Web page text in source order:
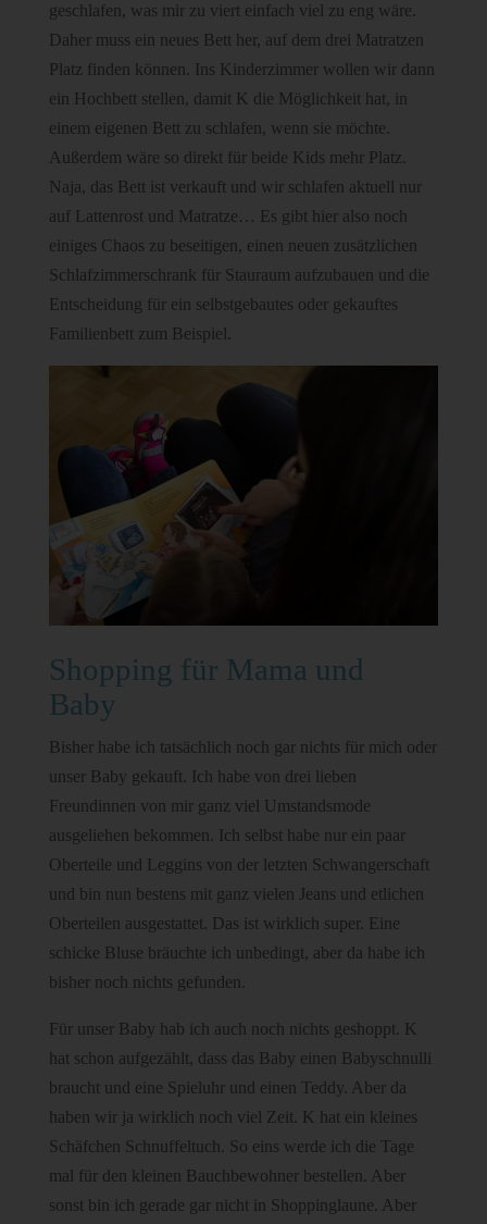
geschlafen, was mir zu viert einfach viel zu eng wäre.
Daher muss ein neues Bett her, auf dem drei Matratzen
Platz finden können. Ins Kinderzimmer wollen wir dann
ein Hochbett stellen, damit K die Möglichkeit hat, in
einem eigenen Bett zu schlafen, wenn sie möchte.
Außerdem wäre so direkt für beide Kids mehr Platz.
Naja, das Bett ist verkauft und wir schlafen aktuell nur
auf Lattenrost und Matratze… Es gibt hier also noch
einiges Chaos zu beseitigen, einen neuen zusätzlichen
Schlafzimmerschrank für Stauraum aufzubauen und die
Entscheidung für ein selbstgebautes oder gekauftes
Familienbett zum Beispiel.
Shopping für Mama und
Baby
Bisher habe ich tatsächlich noch gar nichts für mich oder
unser Baby gekauft. Ich habe von drei lieben
Freundinnen von mir ganz viel Umstandsmode
ausgeliehen bekommen. Ich selbst habe nur ein paar
Oberteile und Leggins von der letzten Schwangerschaft
und bin nun bestens mit ganz vielen Jeans und etlichen
Oberteilen ausgestattet. Das ist wirklich super. Eine
schicke Bluse bräuchte ich unbedingt, aber da habe ich
bisher noch nichts gefunden.
Für unser Baby hab ich auch noch nichts geshoppt. K
hat schon aufgezählt, dass das Baby einen Babyschnulli
braucht und eine Spieluhr und einen Teddy. Aber da
haben wir ja wirklich noch viel Zeit. K hat ein kleines
Schäfchen Schnuffeltuch. So eins werde ich die Tage
mal für den kleinen Bauchbewohner bestellen. Aber
sonst bin ich gerade gar nicht in Shoppinglaune. Aber